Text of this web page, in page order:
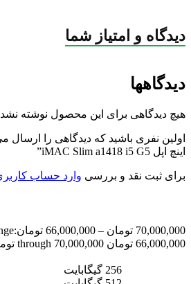
جمع‌بندی
ارزش خرید بالایی داشته باشد، این
بسیار مناسبی است. برای ثبت سفارش و
مشابه، کافیست به دسته‌بندی
آی مک
Pskmarketمراجعه کنید.
توضیحات شبکه بی سیم Wi-Fi
نسخه بلوتوث
مشخصات اسپیکر
سیستم عامل
دیدگاه و امتیاز شما
دیدگاهها
هیچ دیدگاهی برای این محصول نوشته
اینچ اپل iMAC Slim a1418 i5 G5”
برای ثبت نقد و بررسی وارد حساب
70,000,000 تومان –
66,000,000 تومان
66,000,000 تومان through 70,000,000 تومان
256 گیگابایت